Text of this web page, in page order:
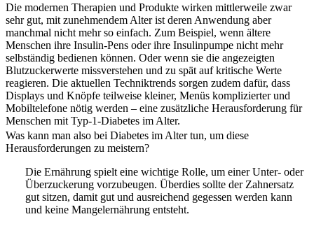
Die modernen Therapien und Produkte wirken mittlerweile zwar
sehr gut, mit zunehmendem Alter ist deren Anwendung aber
manchmal nicht mehr so einfach. Zum Beispiel, wenn ältere
Menschen ihre Insulin-Pens oder ihre Insulinpumpe nicht mehr
selbständig bedienen können. Oder wenn sie die angezeigten
Blutzuckerwerte missverstehen und zu spät auf kritische Werte
reagieren. Die aktuellen Techniktrends sorgen zudem dafür, dass
Displays und Knöpfe teilweise kleiner, Menüs komplizierter und
Mobiltelefone nötig werden – eine zusätzliche Herausforderung für
Menschen mit Typ-1-Diabetes im Alter.
Was kann man also bei Diabetes im Alter tun, um diese
Herausforderungen zu meistern?
Die Ernährung spielt eine wichtige Rolle, um einer Unter- oder
Überzuckerung vorzubeugen. Überdies sollte der Zahnersatz
gut sitzen, damit gut und ausreichend gegessen werden kann
und keine Mangelernährung entsteht.